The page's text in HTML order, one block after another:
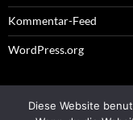
Kommentar-Feed
WordPress.org
Impressum
Diese Website